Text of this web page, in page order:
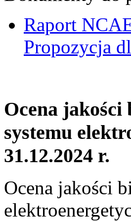
Raport
Propozycja
Ocena jakości
systemu
31.12.2024 r.
Ocena jakości